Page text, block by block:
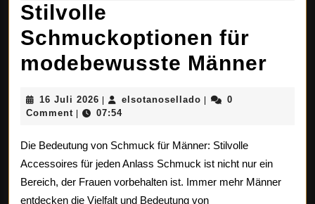
Stilvolle
Schmuckoptionen für
modebewusste Männer
16 Juli 2026 16
Juli
elsotanosellado elsotanosellado
0
Comment
07:54
Die Bedeutung von Schmuck für Männer: Stilvolle
Accessoires für jeden Anlass Schmuck ist nicht nur ein
Bereich, der Frauen vorbehalten ist. Immer mehr Männer
entdecken die Vielfalt und Bedeutung von